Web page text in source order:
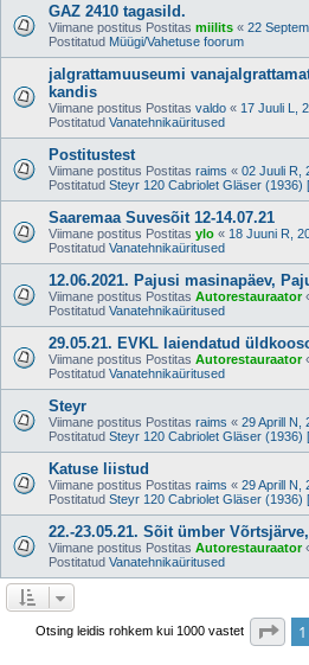
GAZ 2410 tagasild.
Viimane postitus Postitas miilits « 22
Postitatud Müügi/Vahetuse foorum
jalgrattamuuseumi
kandis
Viimane postitus Postitas valdo « 17 Juuli L,
Postitatud Vanatehnikaüritused
Postitustest
Viimane postitus Postitas raims « 02 Juuli R,
Postitatud Steyr 120 Cabriolet Gläser (1936)
Saaremaa Suvesõit 12-14.07.21
Viimane postitus Postitas ylo « 18 Juuni R,
Postitatud Vanatehnikaüritused
12.06.2021. Pajusi masinapäev,
Viimane postitus Postitas Autorestauraator
Postitatud Vanatehnikaüritused
29.05.21. EVKL laiendatud
Viimane postitus Postitas Autorestauraator
Postitatud Vanatehnikaüritused
Steyr
Viimane postitus Postitas raims « 29 Aprill N,
Postitatud Steyr 120 Cabriolet Gläser (1936)
Katuse liistud
Viimane postitus Postitas raims « 29 Aprill N,
Postitatud Steyr 120 Cabriolet Gläser (1936)
22.-23.05.21. Sõit ümber
Viimane postitus Postitas Autorestauraator
Postitatud Vanatehnikaüritused
Otsing leidis rohkem kui 1000 vastet 1 .1